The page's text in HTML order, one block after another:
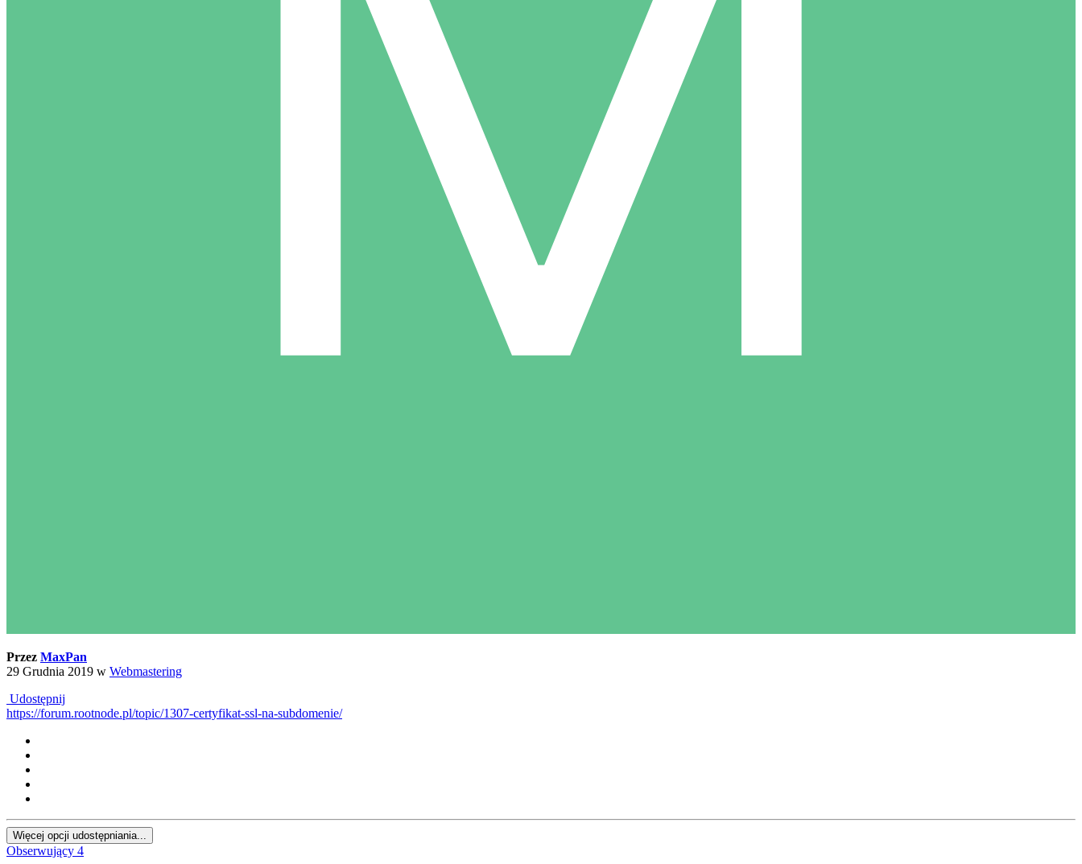
Przez MaxPan
29 Grudnia 2019 w Webmastering
Udostępnij
https://forum.rootnode.pl/topic/1307-certyfikat-ssl-na-subdomenie/
Więcej opcji udostępniania...
Obserwujący 4